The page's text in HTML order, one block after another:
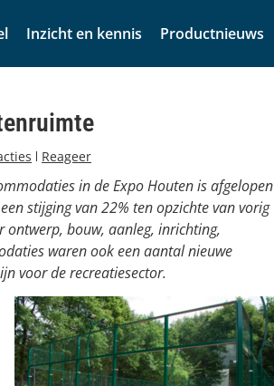
Inzicht en kennis Productnieuws
Reageer
in de Expo Houten is afgelopen
stijging van 22% ten opzichte van vorig
ontwerp, bouw, aanleg, inrichting,
waren ook een aantal nieuwe
voor de recreatiesector.